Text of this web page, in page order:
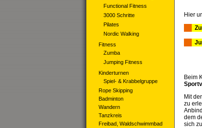
Functional Fitness
3000 Schritte
Pilates
Nordic Walking
Fitness
Zumba
Jumping Fitness
Kinderturnen
Spiel- & Krabbelgruppe
Rope Skipping
Badminton
Wandern
Tanzkreis
Freibad, Waldschwimmbad
Hier
Beim
Mit
zu
dem
sich